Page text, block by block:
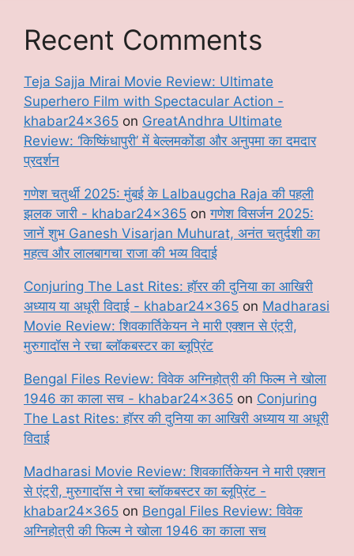
Recent Comments
Teja Sajja Mirai Movie Review: Ultimate
Superhero Film with Spectacular Action -
khabar24x365 on GreatAndhra Ultimate
Review: ‘किष्किंधापुरी’ में बेल्लमकोंडा और अनुपमा का दमदार
प्रदर्शन
गणेश चतुर्थी 2025: मुंबई के Lalbaugcha Raja की पहली
झलक जारी - khabar24x365 onगणेश विसर्जन 2025:
जानें शुभ Ganesh Visarjan Muhurat, अनंत चतुर्दशी का
महत्व और लालबागचा राजा की भव्य विदाई
Conjuring The Last Rites: हॉरर की दुनिया का आखिरी
अध्याय या अधूरी विदाई - khabar24x365 on Madharasi
Movie Review: शिवकार्तिकेयन ने मारी एक्शन से एंट्री,
मुरुगादॉस ने रचा ब्लॉकबस्टर का ब्लूप्रिंट
Bengal Files Review: विवेक अग्निहोत्री की फिल्म ने खोला
1946 का काला सच - khabar24x365 on Conjuring
The Last Rites: हॉरर की दुनिया का आखिरी अध्याय या अधूरी
विदाई
Madharasi Movie Review: शिवकार्तिकेयन ने मारी एक्शन
से एंट्री, मुरुगादॉस ने रचा ब्लॉकबस्टर का ब्लूप्रिंट -
khabar24x365 on Bengal Files Review: विवेक
अग्निहोत्री की फिल्म ने खोला 1946 का काला सच